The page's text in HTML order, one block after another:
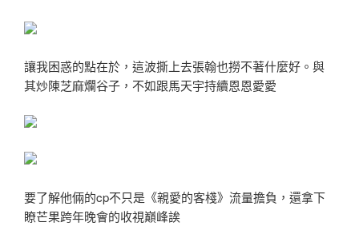
讓我困惑的點在於，這波撕上去張翰也撈不著什麼好。與
其炒陳芝麻爛谷子，不如跟馬天宇持續恩恩愛愛
要了解他倆的cp不只是《親愛的客棧》流量擔負，還拿下
瞭芒果跨年晚會的收視巔峰誒